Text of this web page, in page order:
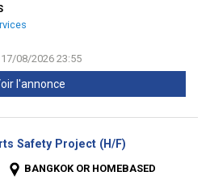
08/2026 23:55
l'annonce
Safety Project (H/F)
BANGKOK OR HOMEBASED